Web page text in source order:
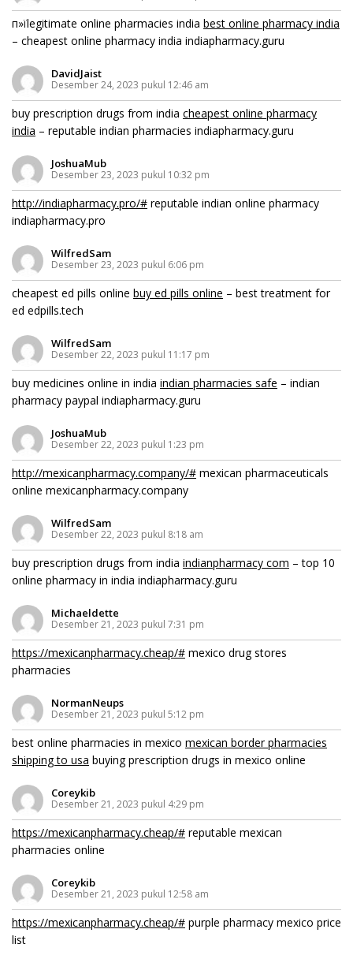
п»їlegitimate online pharmacies india best online pharmacy india
– cheapest online pharmacy india indiapharmacy.guru
DavidJaist
Desember 24, 2023 pukul 12:46 am
buy prescription drugs from india cheapest online pharmacy
india – reputable indian pharmacies indiapharmacy.guru
JoshuaMub
Desember 23, 2023 pukul 10:32 pm
http://indiapharmacy.pro/# reputable indian online pharmacy
indiapharmacy.pro
WilfredSam
Desember 23, 2023 pukul 6:06 pm
cheapest ed pills online buy ed pills online – best treatment for
ed edpills.tech
WilfredSam
Desember 22, 2023 pukul 11:17 pm
buy medicines online in india indian pharmacies safe – indian
pharmacy paypal indiapharmacy.guru
JoshuaMub
Desember 22, 2023 pukul 1:23 pm
http://mexicanpharmacy.company/# mexican pharmaceuticals
online mexicanpharmacy.company
WilfredSam
Desember 22, 2023 pukul 8:18 am
buy prescription drugs from india indianpharmacy com – top 10
online pharmacy in india indiapharmacy.guru
Michaeldette
Desember 21, 2023 pukul 7:31 pm
https://mexicanpharmacy.cheap/# mexico drug stores
pharmacies
NormanNeups
Desember 21, 2023 pukul 5:12 pm
best online pharmacies in mexico mexican border pharmacies
shipping to usa buying prescription drugs in mexico online
Coreykib
Desember 21, 2023 pukul 4:29 pm
https://mexicanpharmacy.cheap/# reputable mexican
pharmacies online
Coreykib
Desember 21, 2023 pukul 12:58 am
https://mexicanpharmacy.cheap/# purple pharmacy mexico price
list